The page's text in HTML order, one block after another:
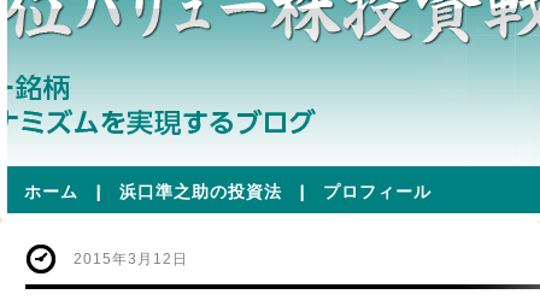
ホーム | 浜口準之助の投資法 | プロフィール
2015年3月12日